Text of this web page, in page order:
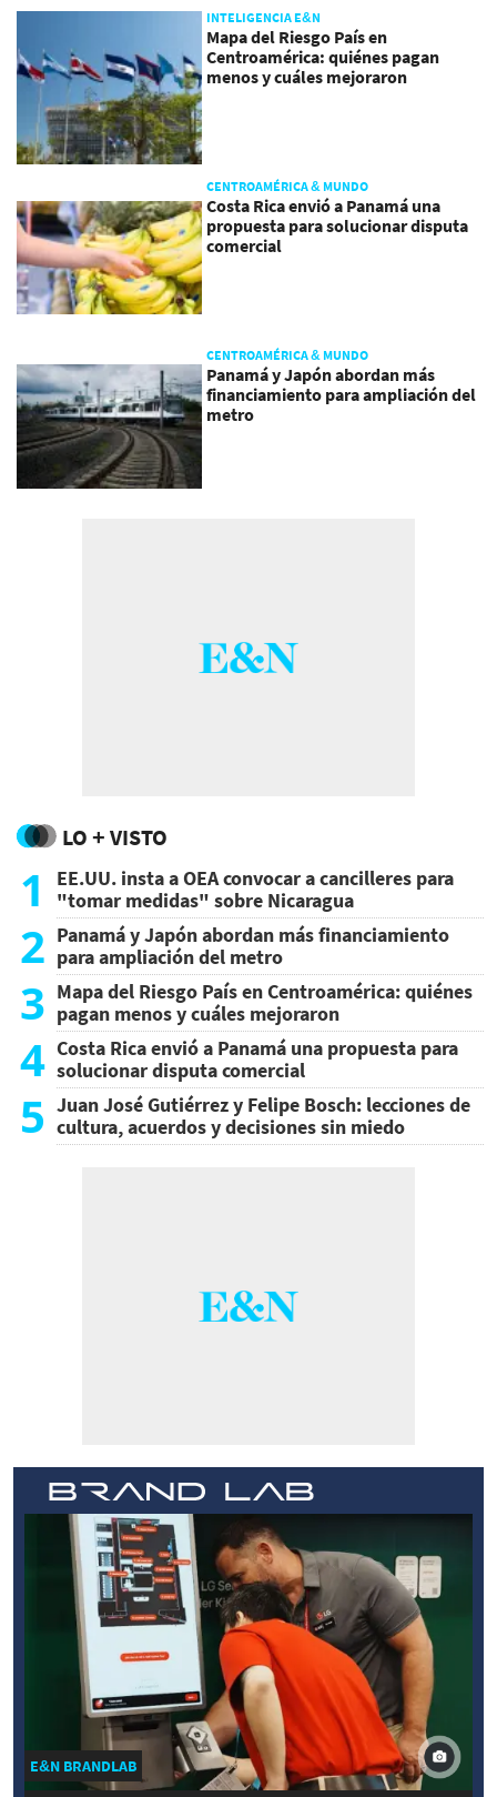
INTELIGENCIA E&N
Mapa del Riesgo País en
Centroamérica: quiénes pagan
menos y cuáles mejoraron
CENTROAMÉRICA & MUNDO
Costa Rica envió a Panamá una
propuesta para solucionar disputa
comercial
CENTROAMÉRICA & MUNDO
Panamá y Japón abordan más
financiamiento para ampliación del
metro
LO + VISTO
1
EE.UU. insta a OEA convocar a cancilleres para
"tomar medidas" sobre Nicaragua
2 Panamá y Japón abordan más financiamiento
para ampliación del metro
3 Mapa del Riesgo País en Centroamérica: quiénes
pagan menos y cuáles mejoraron
4 Costa Rica envió a Panamá una propuesta para
solucionar disputa comercial
5 Juan José Gutiérrez y Felipe Bosch: lecciones de
cultura, acuerdos y decisiones sin miedo
E&N BRANDLAB